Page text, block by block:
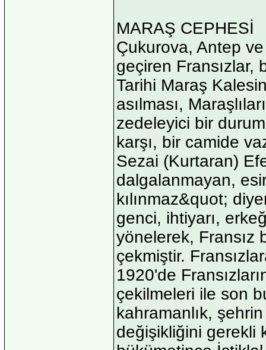
MARAŞ CEPHESİ
Çukurova, Antep
geçiren Fransızlar,
Tarihi Maraş
asılması,
zedeleyici bir
karşı, bir camide
Sezai (Kurtaran)
dalgalanmayan,
kılınmaz&quot;
genci, ihtiyarı,
yönelerek, Fransız
çekmiştir.
1920'de
çekilmeleri ile son
kahramanlık,
değişikliğini gerekli